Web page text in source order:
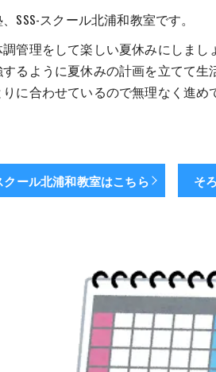
SSS-スクール北浦和教室です。
管理をして楽しい夏休みにしま
るように夏休みの計画を立てて
に合わせているので無理なく進め
クール北浦和教室はこちら そ